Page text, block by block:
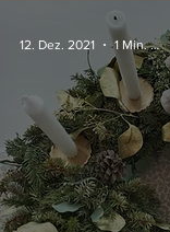
12. Dez. 2021 1 Min. Lesezeit